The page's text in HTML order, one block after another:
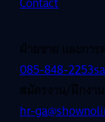
ฝ่ายขาย และกา
085-848-2253
สมัครงาน/ฝึกงา
hr-